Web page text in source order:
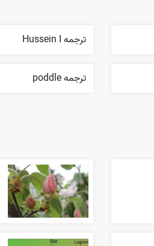
ترجمه Hussein I
ترجمه poddle